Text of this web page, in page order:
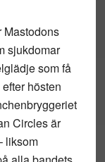
Mastodons
sjukdomar
som få
hösten
Circles är
liksom